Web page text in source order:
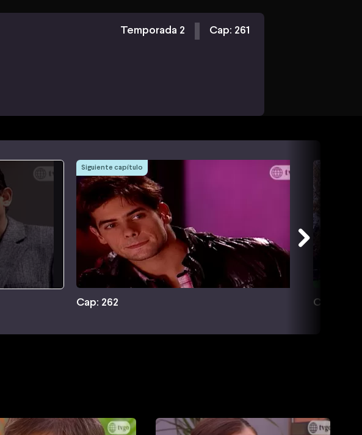
Temporada 2 Cap: 261
Siguiente capítulo
Cap: 262 Cap: 263